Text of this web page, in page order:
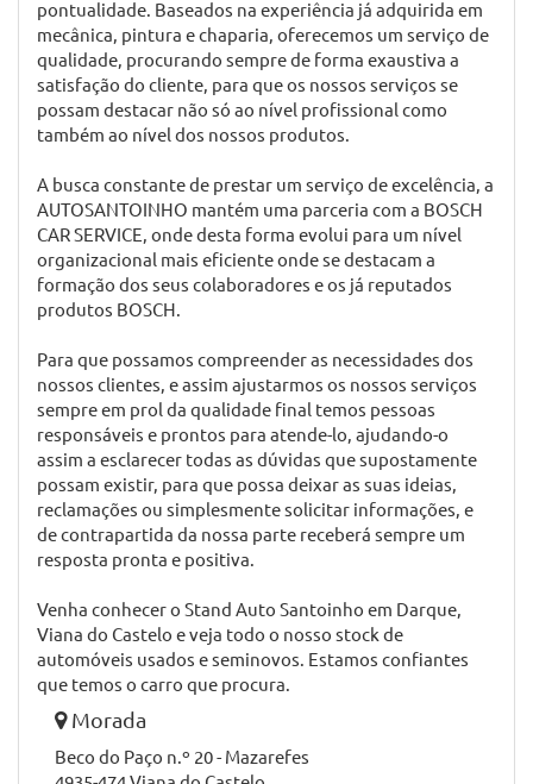
pontualidade. Baseados na experiência já adquirida em
mecânica, pintura e chaparia, oferecemos um serviço de
qualidade, procurando sempre de forma exaustiva a
satisfação do cliente, para que os nossos serviços se
possam destacar não só ao nível profissional como
também ao nível dos nossos produtos.
A busca constante de prestar um serviço de excelência, a
AUTOSANTOINHO mantém uma parceria com a BOSCH
CAR SERVICE, onde desta forma evolui para um nível
organizacional mais eficiente onde se destacam a
formação dos seus colaboradores e os já reputados
produtos BOSCH.
Para que possamos compreender as necessidades dos
nossos clientes, e assim ajustarmos os nossos serviços
sempre em prol da qualidade final temos pessoas
responsáveis e prontos para atende-lo, ajudando-o
assim a esclarecer todas as dúvidas que supostamente
possam existir, para que possa deixar as suas ideias,
reclamações ou simplesmente solicitar informações, e
de contrapartida da nossa parte receberá sempre um
resposta pronta e positiva.
Venha conhecer o Stand Auto Santoinho em Darque,
Viana do Castelo e veja todo o nosso stock de
automóveis usados e seminovos. Estamos confiantes
que temos o carro que procura.
Morada
Beco do Paço n.º 20 - Mazarefes